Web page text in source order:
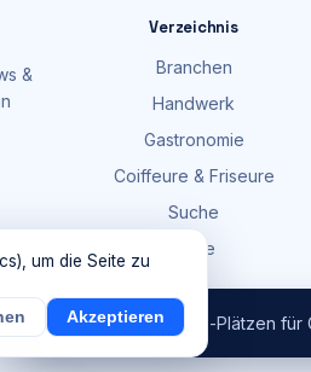
&
Verzeichnis
Branchen
Handwerk
Gastronomie
Coiffeure & Friseure
Suche
Karte
Noch9von100 Gratis-Plätzen für
um die Seite zu
Akzeptieren